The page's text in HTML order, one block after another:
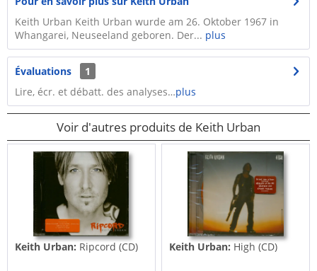
Keith Urban Keith Urban wurde am 26. Oktober 1967 in
Whangarei, Neuseeland geboren. Der... plus
Évaluations
1
Lire, écr. et débatt. des analyses…plus
Voir d'autres produits de Keith Urban
Keith Urban: Ripcord (CD) Keith Urban: High (CD)